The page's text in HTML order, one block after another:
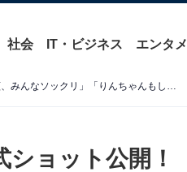
社会 IT・ビジネス エンタメ
北斗晶、長男夫婦＆孫も勢ぞろいの結婚式ショット公開！ 「お顔、みんなソックリ」「りんちゃんもしかして」
ョット公開！